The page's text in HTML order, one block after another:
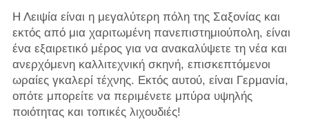
Η Λειψία είναι η μεγαλύτερη πόλη της Σαξονίας και
εκτός από μια χαριτωμένη πανεπιστημιούπολη, είναι
ένα εξαιρετικό μέρος για να ανακαλύψετε τη νέα και
ανερχόμενη καλλιτεχνική σκηνή, επισκεπτόμενοι
ωραίες γκαλερί τέχνης. Εκτός αυτού, είναι Γερμανία,
οπότε μπορείτε να περιμένετε μπύρα υψηλής
ποιότητας και τοπικές λιχουδιές!